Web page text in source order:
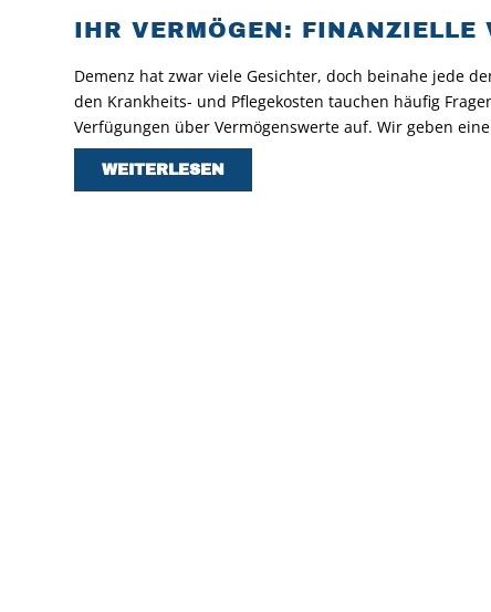
IHR VERMÖGEN: FINANZIELLE
Demenz hat zwar viele Gesichter, doch beinahe jede
den Krankheits- und Pflegekosten tauchen häufig
Verfügungen über Vermögenswerte auf. Wir geben
WEITERLESEN